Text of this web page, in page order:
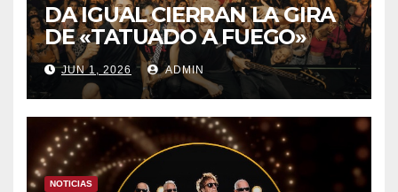
DA IGUAL CIERRAN LA GIRA
DE «TATUADO A FUEGO»
CON UN LLENO EN LA SALA
DEL MOVISTAR ARENA DE
MADRID
JUN 1, 2026 ADMIN
NOTICIAS